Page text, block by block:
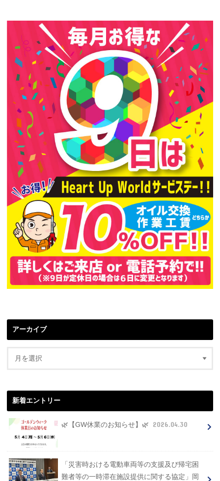
アーカイブ
新着エントリー
🌿【GW休業のお知らせ】🌿 2026.04.30
「災害時おける電動車両等の支援及び帰宅困
難者等の一時滞在施設提供に関する協定」岡